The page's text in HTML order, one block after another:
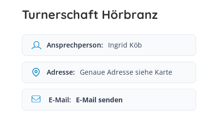
Turnerschaft Hörbranz
Ansprechperson: Ingrid Köb
Adresse: Genaue Adresse siehe Karte
E-Mail: E-Mail senden